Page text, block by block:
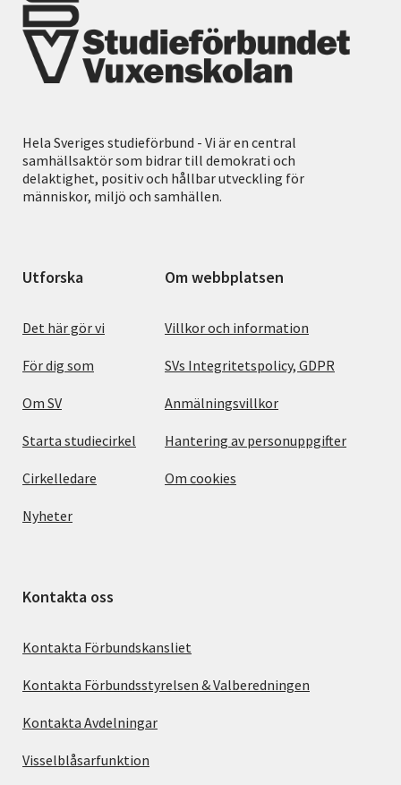
Hela Sveriges studieförbund - Vi är en central
samhällsaktör som bidrar till demokrati och
delaktighet, positiv och hållbar utveckling för
människor, miljö och samhällen.
Utforska
Det här gör vi
För dig som
Om SV
Starta studiecirkel
Cirkelledare
Nyheter
Om webbplatsen
Villkor och information
SVs Integritetspolicy, GDPR
Anmälningsvillkor
Hantering av personuppgifter
Om cookies
Kontakta oss
Kontakta Förbundskansliet
Kontakta Förbundsstyrelsen & Valberedningen
Kontakta Avdelningar
Visselblåsarfunktion